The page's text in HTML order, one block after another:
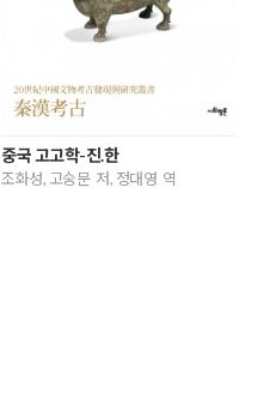
중국 고고학-진.한
조화성, 고숭문 저, 정대영 역